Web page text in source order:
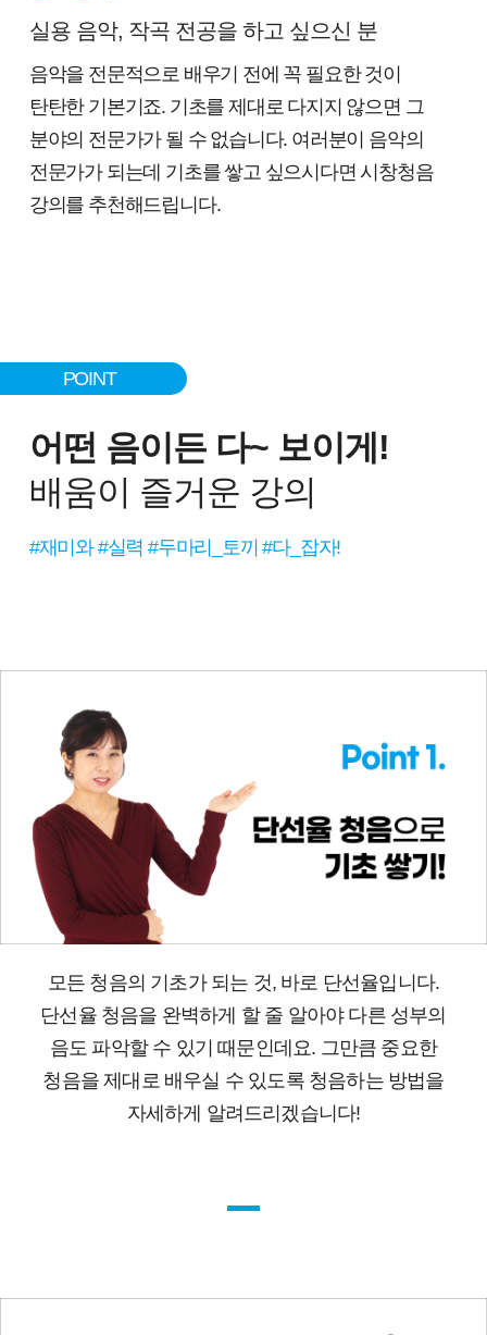
실용 음악, 작곡 전공을 하고 싶으신 분
음악을 전문적으로 배우기 전에 꼭 필요한 것이
탄탄한 기본기죠. 기초를 제대로 다지지 않으면 그
분야의 전문가가 될 수 없습니다. 여러분이 음악의
전문가가 되는데 기초를 쌓고 싶으시다면 시창청음
강의를 추천해드립니다.
POINT
어떤 음이든 다~ 보이게!
배움이 즐거운 강의
#재미와 #실력 #두마리_토끼 #다_잡자!
모든 청음의 기초가 되는 것, 바로 단선율입니다.
단선율 청음을 완벽하게 할 줄 알아야 다른 성부의
음도 파악할 수 있기 때문인데요. 그만큼 중요한
청음을 제대로 배우실 수 있도록 청음하는 방법을
자세하게 알려드리겠습니다!